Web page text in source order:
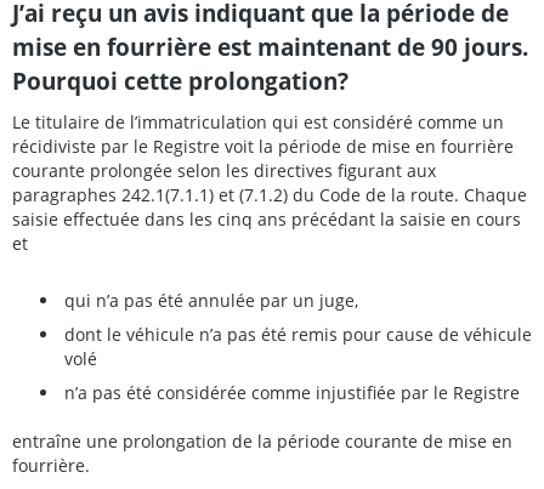
J’ai reçu un avis indiquant que la période de
mise en fourrière est maintenant de 90 jours.
Pourquoi cette prolongation?
Le titulaire de l’immatriculation qui est considéré comme un
récidiviste par le Registre voit la période de mise en fourrière
courante prolongée selon les directives figurant aux
paragraphes 242.1(7.1.1) et (7.1.2) du Code de la route. Chaque
saisie effectuée dans les cinq ans précédant la saisie en cours
et
qui n’a pas été annulée par un juge,
dont le véhicule n’a pas été remis pour cause de véhicule
volé
n’a pas été considérée comme injustifiée par le Registre
entraîne une prolongation de la période courante de mise en
fourrière.